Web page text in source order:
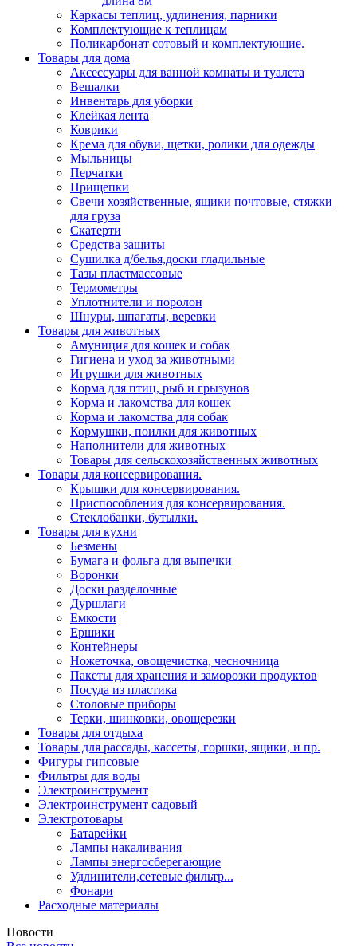
Каркасы теплиц, удлинения, парники
Комплектующие к теплицам
Поликарбонат сотовый и комплектующие.
Товары для дома
Аксессуары для ванной комнаты и туалета
Вешалки
Инвентарь для уборки
Клейкая лента
Коврики
Крема для обуви, щетки, ролики для одежды
Мыльницы
Перчатки
Прищепки
Свечи хозяйственные, ящики почтовые, стяжки
для груза
Скатерти
Средства защиты
Сушилка д/белья,доски гладильные
Тазы пластмассовые
Термометры
Уплотнители и поролон
Шнуры, шпагаты, веревки
Товары для животных
Амуниция для кошек и собак
Гигиена и уход за животными
Игрушки для животных
Корма для птиц, рыб и грызунов
Корма и лакомства для кошек
Корма и лакомства для собак
Кормушки, поилки для животных
Наполнители для животных
Товары для сельскохозяйственных животных
Товары для консервирования.
Крышки для консервирования.
Приспособления для консервирования.
Стеклобанки, бутылки.
Товары для кухни
Безмены
Бумага и фольга для выпечки
Воронки
Доски разделочные
Дуршлаги
Емкости
Ершики
Контейнеры
Ножеточка, овощечистка, чесночница
Пакеты для хранения и заморозки продуктов
Посуда из пластика
Столовые приборы
Терки, шинковки, овощерезки
Товары для отдыха
Товары для рассады, кассеты, горшки, ящики, и пр.
Фигуры гипсовые
Фильтры для воды
Электроинструмент
Электроинструмент садовый
Электротовары
Батарейки
Лампы накаливания
Лампы энергосберегающие
Удлинители,сетевые фильтр...
Фонари
Расходные материалы
Новости